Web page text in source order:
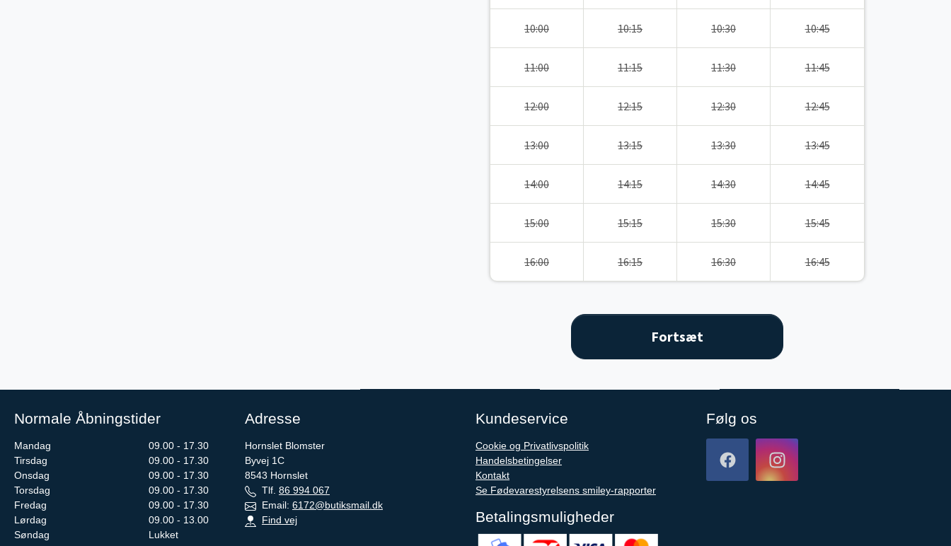
10:00 10:15 10:30 10:45
11:00 11:15 11:30 11:45
12:00 12:15 12:30 12:45
13:00 13:15 13:30 13:45
14:00 14:15 14:30 14:45
15:00 15:15 15:30 15:45
16:00 16:15 16:30 16:45
Normale Åbningstider
Mandag
09.00 - 17.30
Tirsdag
09.00 - 17.30
Onsdag
09.00 - 17.30
Torsdag
09.00 - 17.30
Fredag
09.00 - 17.30
Lørdag
09.00 - 13.00
Søndag
Lukket
Adresse
Hornslet Blomster
Byvej 1C
8543 Hornslet
Tlf. 86 994 067
Email: 6172@butiksmail.dk
Find vej
Kundeservice
Cookie og Privatlivspolitik
Handelsbetingelser
Kontakt
Se Fødevarestyrelsens smiley-rapporter
Betalingsmuligheder
Følg os